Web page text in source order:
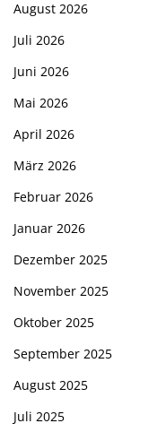
August 2026
Juli 2026
Juni 2026
Mai 2026
April 2026
März 2026
Februar 2026
Januar 2026
Dezember 2025
November 2025
Oktober 2025
September 2025
August 2025
Juli 2025